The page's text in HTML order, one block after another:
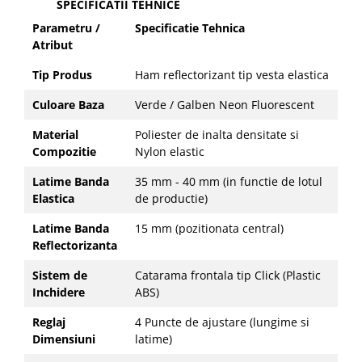
SPECIFICATII TEHNICE
Parametru /
Atribut
Specificatie Tehnica
Tip Produs
Ham reflectorizant tip vesta elastica
Culoare Baza
Verde / Galben Neon Fluorescent
Material
Compozitie
Poliester de inalta densitate si
Nylon elastic
Latime Banda
Elastica
35 mm - 40 mm (in functie de lotul
de productie)
Latime Banda
Reflectorizanta
15 mm (pozitionata central)
Sistem de
Inchidere
Catarama frontala tip Click (Plastic
ABS)
Reglaj
Dimensiuni
4 Puncte de ajustare (lungime si
latime)